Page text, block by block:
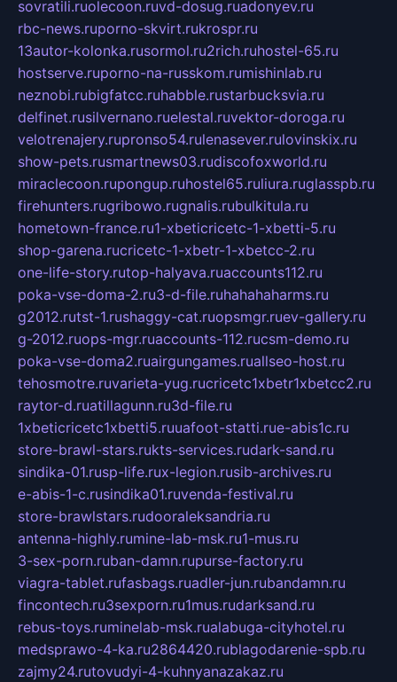
sovratili.ruolecoon.ruvd-dosug.ruadonyev.ru
rbc-news.ruporno-skvirt.rukrospr.ru
13autor-kolonka.rusormol.ru2rich.ruhostel-65.ru
hostserve.ruporno-na-russkom.rumishinlab.ru
neznobi.rubigfatcc.ruhabble.rustarbucksvia.ru
delfinet.rusilvernano.ruelestal.ruvektor-doroga.ru
velotrenajery.rupronso54.rulenasever.rulovinskix.ru
show-pets.rusmartnews03.rudiscofoxworld.ru
miraclecoon.rupongup.ruhostel65.ruliura.ruglasspb.ru
firehunters.rugribowo.rugnalis.rubulkitula.ru
hometown-france.ru1-xbeticricetc-1-xbetti-5.ru
shop-garena.rucricetc-1-xbetr-1-xbetcc-2.ru
one-life-story.rutop-halyava.ruaccounts112.ru
poka-vse-doma-2.ru3-d-file.ruhahahaharms.ru
g2012.rutst-1.rushaggy-cat.ruopsmgr.ruev-gallery.ru
g-2012.ruops-mgr.ruaccounts-112.rucsm-demo.ru
poka-vse-doma2.ruairgungames.ruallseo-host.ru
tehosmotre.ruvarieta-yug.rucricetc1xbetr1xbetcc2.ru
raytor-d.ruatillagunn.ru3d-file.ru
1xbeticricetc1xbetti5.ruuafoot-statti.rue-abis1c.ru
store-brawl-stars.rukts-services.rudark-sand.ru
sindika-01.rusp-life.rux-legion.rusib-archives.ru
e-abis-1-c.rusindika01.ruvenda-festival.ru
store-brawlstars.rudooraleksandria.ru
antenna-highly.rumine-lab-msk.ru1-mus.ru
3-sex-porn.ruban-damn.rupurse-factory.ru
viagra-tablet.rufasbags.ruadler-jun.rubandamn.ru
fincontech.ru3sexporn.ru1mus.rudarksand.ru
rebus-toys.ruminelab-msk.rualabuga-cityhotel.ru
medsprawo-4-ka.ru2864420.rublagodarenie-spb.ru
zajmy24.rutovudyi-4-kuhnyanazakaz.ru